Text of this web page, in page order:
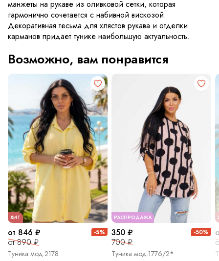
манжеты на рукаве из оливковой сетки, которая
гармонично сочетается с набивной вискозой.
Декоративная тесьма для хлястов рукава и отделки
карманов придает тунике наибольшую актуальность.
Возможно, вам понравится
ХИТ
от 846 ₽
от 890 ₽
-5%
Туника мод.2178
РАСПРОДАЖА
350 ₽
700 ₽
-50%
Туника мод.1776/2*